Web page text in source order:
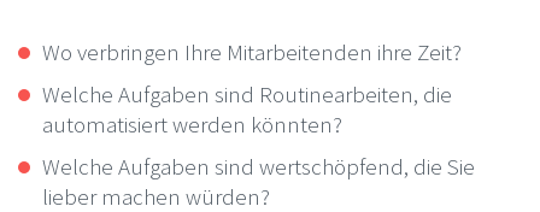
Wo verbringen Ihre Mitarbeitenden ihre Zeit?
Welche Aufgaben sind Routinearbeiten, die
automatisiert werden könnten?
Welche Aufgaben sind wertschöpfend, die Sie
lieber machen würden?